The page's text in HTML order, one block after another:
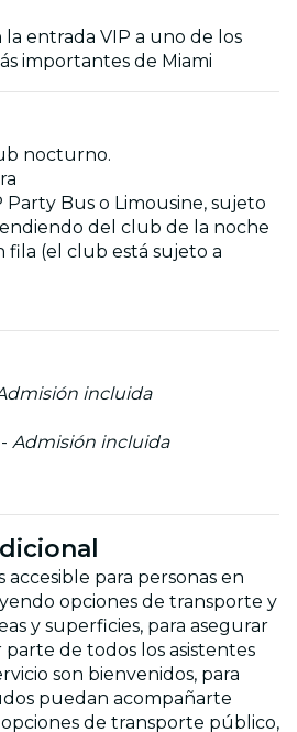
la entrada VIP a uno de los
importantes de Miami
nocturno.
Party Bus o Limousine, sujeto
del club de la noche
(el club está sujeto a
incluida
Admisión incluida
accesible para personas en
opciones de transporte y
y superficies, para asegurar
de todos los asistentes
son bienvenidos, para
puedan acompañarte
opciones de transporte público,